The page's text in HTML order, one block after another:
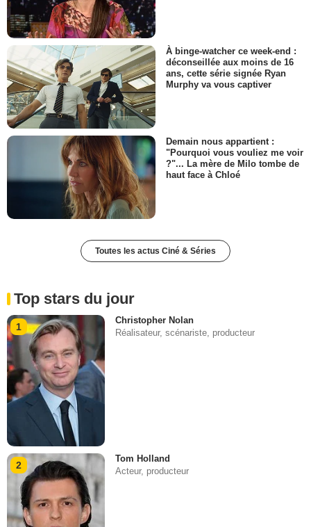
À binge-watcher ce week-end :
déconseillée aux moins de 16
ans, cette série signée Ryan
Murphy va vous captiver
Demain nous appartient :
"Pourquoi vous vouliez me voir
?"... La mère de Milo tombe de
haut face à Chloé
Toutes les actus Ciné & Séries
Top stars du jour
1
Christopher Nolan
Réalisateur, scénariste, producteur
2
Tom Holland
Acteur, producteur